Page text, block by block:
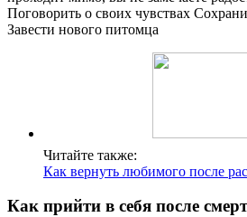
Поговорить о своих чувствах
Завести нового питомца
Читайте также:
Как вернуть любимого после
Как прийти в себя после